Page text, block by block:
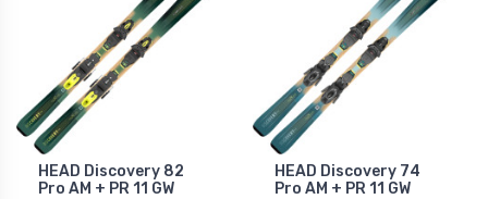
HEAD Discovery 82
Pro AM + PR 11 GW
HEAD Discovery 74
Pro AM + PR 11 GW